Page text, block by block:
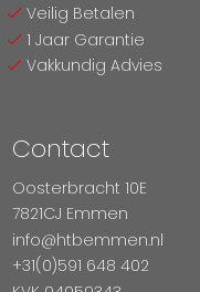
Veilig Betalen
1 Jaar Garantie
Vakkundig Advies
Contact
Oosterbracht 10E
7821CJ Emmen
info@htbemmen.nl
+31(0)591 648 402